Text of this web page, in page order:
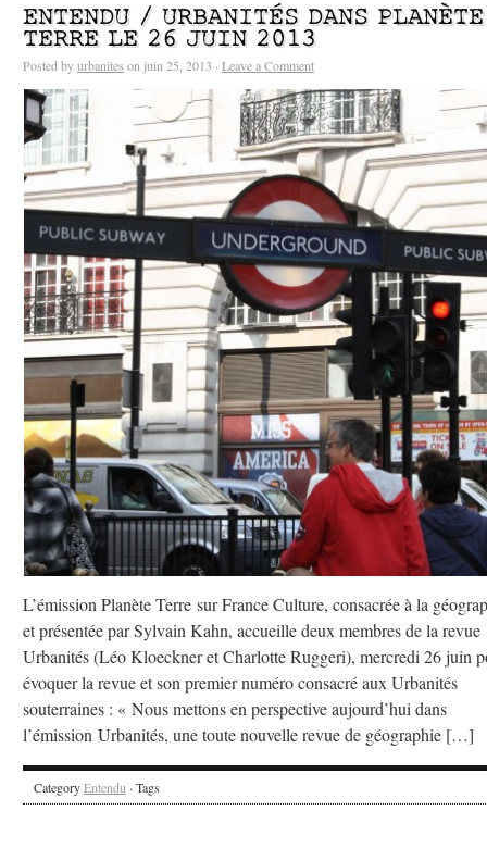
ENTENDU / URBANITÉS DANS PLANÈTE
TERRE LE 26 JUIN 2013
Posted byurbanites on juin 25, 2013 · Leave a Comment
L’émission Planète Terre sur France Culture, consacrée à la
et présentée par Sylvain Kahn, accueille deux membres de la revue
Urbanités (Léo Kloeckner et Charlotte Ruggeri), mercredi 26 juin
évoquer la revue et son premier numéro consacré aux Urbanités
souterraines : « Nous mettons en perspective aujourd’hui dans
l’émission Urbanités, une toute nouvelle revue de géographie […]
CategoryEntendu · Tags